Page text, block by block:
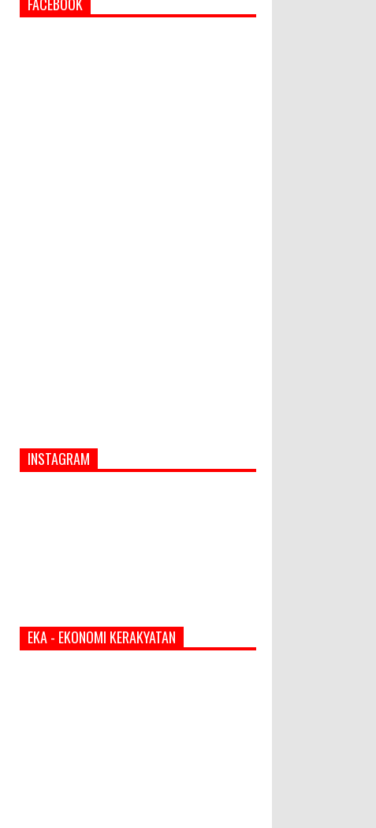
PASAR MURAH
INSTAGRAM
EKA - EKONOMI KERAKYATAN